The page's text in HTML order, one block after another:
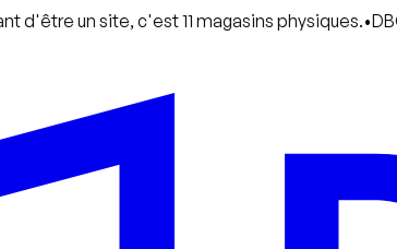
un site, c'est 11 magasins physiques.•DBC, avant